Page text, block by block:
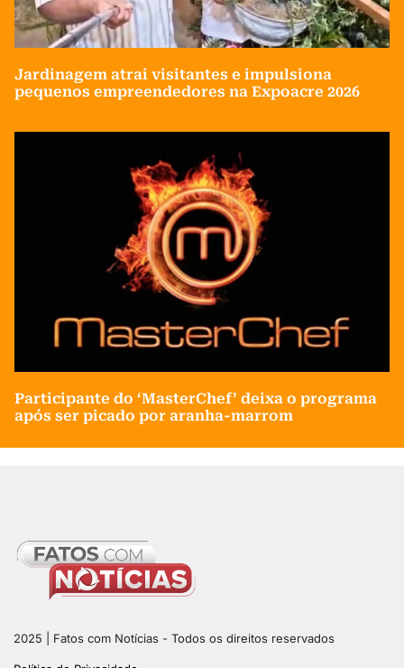
Jardinagem atrai visitantes e impulsiona
pequenos empreendedores na Expoacre 2026
Participante do ‘MasterChef’ deixa o programa
após ser picado por aranha-marrom
2025 | Fatos com Notícias - Todos os direitos reservados